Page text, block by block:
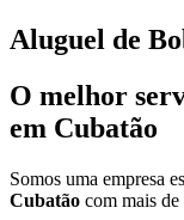
Aluguel de
O melhor
em Cubatão
Somos uma empresa
Cubatão com mais de